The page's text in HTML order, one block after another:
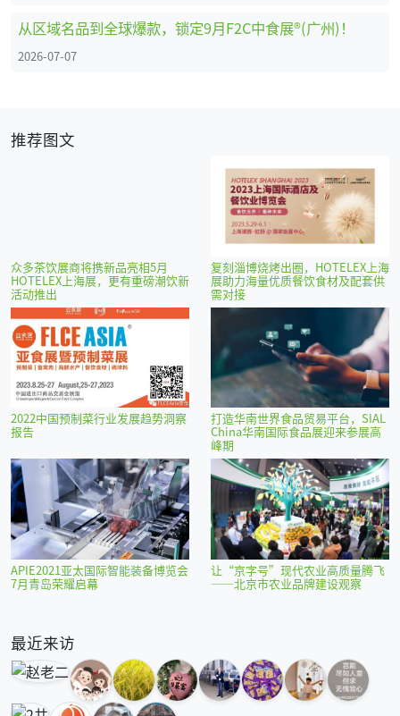
从区域名品到全球爆款，锁定9月F2C中食展®(广州)！
2026-07-07
推荐图文
众多茶饮展商将携新品亮相5月
HOTELEX上海展，更有重磅潮饮新
活动推出
复刻淄博烧烤出圈，HOTELEX上海
展助力海量优质餐饮食材及配套供
需对接
2022中国预制菜行业发展趋势洞察
报告
打造华南世界食品贸易平台，SIAL
China华南国际食品展迎来参展高
峰期
APIE2021亚太国际智能装备博览会
7月青岛荣耀启幕
让“京字号”现代农业高质量腾飞
——北京市农业品牌建设观察
最近来访